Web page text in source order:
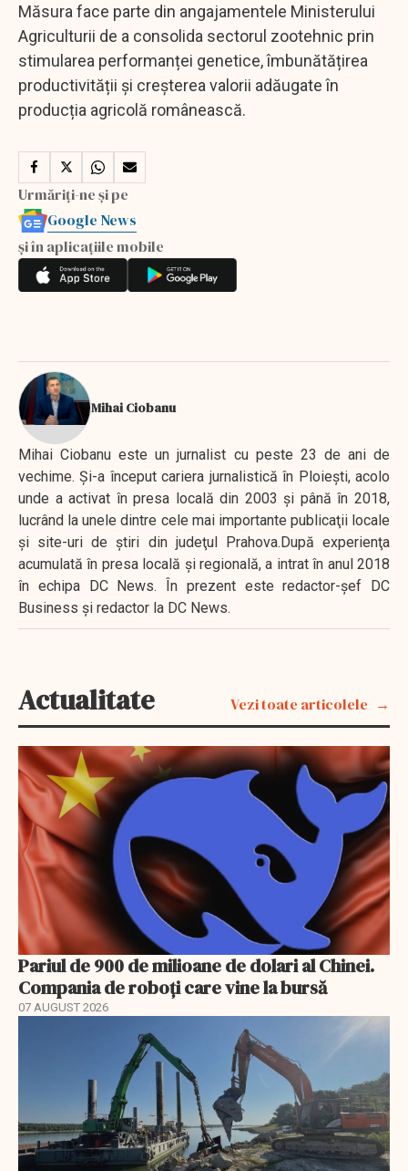
Măsura face parte din angajamentele Ministerului
Agriculturii de a consolida sectorul zootehnic prin
stimularea performanței genetice, îmbunătățirea
productivității și creșterea valorii adăugate în
producția agricolă românească.
Urmăriți-ne și pe
Google News
și în aplicațiile mobile
Mihai Ciobanu
Mihai Ciobanu este un jurnalist cu peste 23 de ani de
vechime. Şi-a început cariera jurnalistică în Ploieşti, acolo
unde a activat în presa locală din 2003 şi până în 2018,
lucrând la unele dintre cele mai importante publicaţii locale
şi site-uri de ştiri din judeţul Prahova.După experienţa
acumulată în presa locală şi regională, a intrat în anul 2018
în echipa DC News. În prezent este redactor-şef DC
Business şi redactor la DC News.
Actualitate Vezi toate articolele
Pariul de 900 de milioane de dolari al Chinei.
Compania de roboți care vine la bursă
07 AUGUST 2026